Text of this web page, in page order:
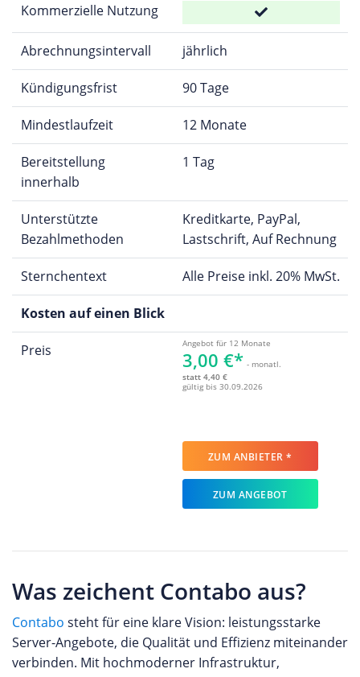
Kommerzielle Nutzung
Abrechnungsintervall jährlich
Kündigungsfrist 90 Tage
Mindestlaufzeit 12 Monate
Bereitstellung
innerhalb
1 Tag
Unterstützte
Bezahlmethoden
Kreditkarte, PayPal,
Lastschrift, Auf Rechnung
Sternchentext Alle Preise inkl. 20% MwSt.
Kosten auf einen Blick
Preis Angebot für 12 Monate
3,00 €* - monatl.
statt 4,40 €
gültig bis 30.09.2026
ZUM ANBIETER *
ZUM ANGEBOT
Was zeichent Contabo aus?
Contabo steht für eine klare Vision: leistungsstarke
Server-Angebote, die Qualität und Effizienz miteinander
verbinden. Mit hochmoderner Infrastruktur,